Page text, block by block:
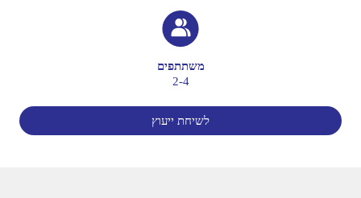
משתתפים
2-4
לשיחת ייעוץ